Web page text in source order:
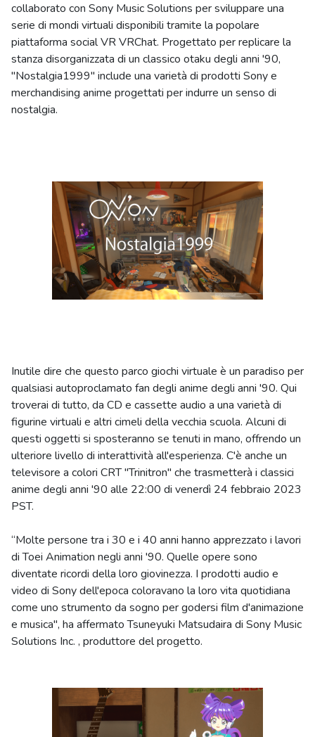
collaborato con Sony Music Solutions per sviluppare una
serie di mondi virtuali disponibili tramite la popolare
piattaforma social VR VRChat. Progettato per replicare la
stanza disorganizzata di un classico otaku degli anni '90,
"Nostalgia1999" include una varietà di prodotti Sony e
merchandising anime progettati per indurre un senso di
nostalgia.
Inutile dire che questo parco giochi virtuale è un paradiso per
qualsiasi autoproclamato fan degli anime degli anni '90. Qui
troverai di tutto, da CD e cassette audio a una varietà di
figurine virtuali e altri cimeli della vecchia scuola. Alcuni di
questi oggetti si sposteranno se tenuti in mano, offrendo un
ulteriore livello di interattività all'esperienza. C'è anche un
televisore a colori CRT "Trinitron" che trasmetterà i classici
anime degli anni '90 alle 22:00 di venerdì 24 febbraio 2023
PST.
“Molte persone tra i 30 e i 40 anni hanno apprezzato i lavori
di Toei Animation negli anni '90. Quelle opere sono
diventate ricordi della loro giovinezza. I prodotti audio e
video di Sony dell'epoca coloravano la loro vita quotidiana
come uno strumento da sogno per godersi film d'animazione
e musica", ha affermato Tsuneyuki Matsudaira di Sony Music
Solutions Inc. , produttore del progetto.